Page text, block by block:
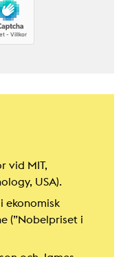
vid MIT,
USA).
ekonomisk
(”Nobelpriset i